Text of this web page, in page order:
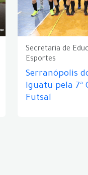
Secretaria de
Esportes
Serranópolis
Iguatu pela 7ª
Futsal